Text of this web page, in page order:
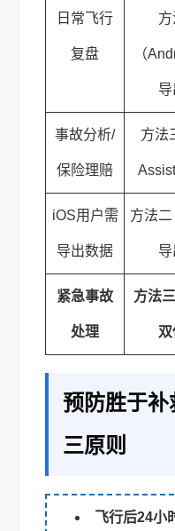
日常飞行
复盘 （
导
事故分析/
保险理赔
方法
iOS用户需
导出数据
方法
导
紧急事故
处理
方法
预防胜于
三原则
飞行后24小